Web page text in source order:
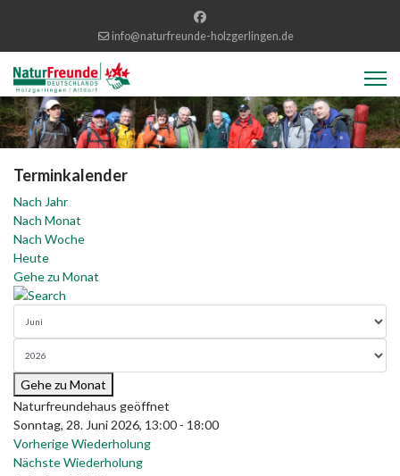
info@naturfreunde-holzgerlingen.de
Terminkalender
Nach Jahr
Nach Monat
Nach Woche
Heute
Gehe zu Monat
Gehe zu Monat
Naturfreundehaus geöffnet
Sonntag, 28. Juni 2026, 13:00 - 18:00
Vorherige Wiederholung
Nächste Wiederholung